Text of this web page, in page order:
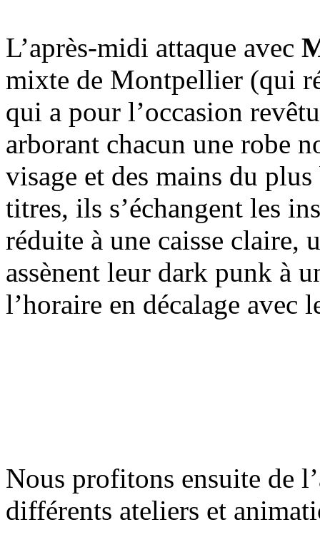
L’après-midi attaque avec
mixte de Montpellier (qui
qui a pour l’occasion
arborant chacun une robe
visage et des mains du
titres, ils s’échangent les
réduite à une caisse claire,
assènent leur dark punk à
l’horaire en décalage avec
Nous profitons ensuite de
différents ateliers et